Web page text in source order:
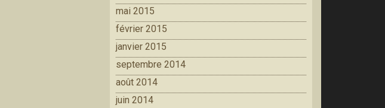
mai 2015
février 2015
janvier 2015
septembre 2014
août 2014
juin 2014